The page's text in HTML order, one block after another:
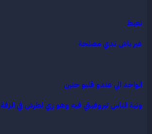
نعيط
غير باش ندي مصلحة
الواحد الي عندو قلبو حنين
ونية الناس تبروفيتي فيه وهو زي لطرش في الزفة